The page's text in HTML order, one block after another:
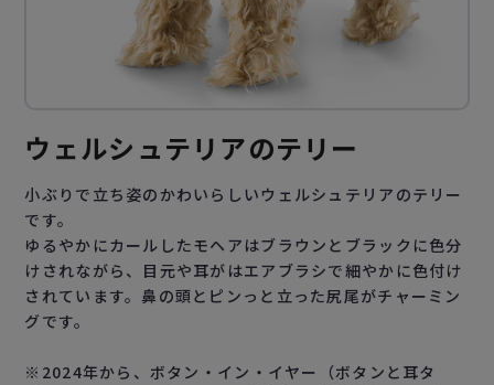
ウェルシュテリアのテリー
小ぶりで立ち姿のかわいらしいウェルシュテリアのテリー
です。
ゆるやかにカールしたモヘアはブラウンとブラックに色分
けされながら、目元や耳がはエアブラシで細やかに色付け
されています。鼻の頭とピンっと立った尻尾がチャーミン
グです。
※2024年から、ボタン・イン・イヤー（ボタンと耳タ